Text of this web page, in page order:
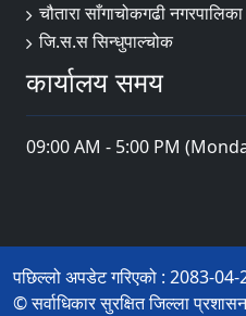
चौतारा साँगाचोकगढी नगरपालिका
जि.स.स सिन्धुपाल्चोक
कार्यालय समय
09:00 AM - 5:00 PM
पछिल्लो अपडेट गरिएको : 2083-
© सर्वाधिकार सुरक्षित जिल्ला